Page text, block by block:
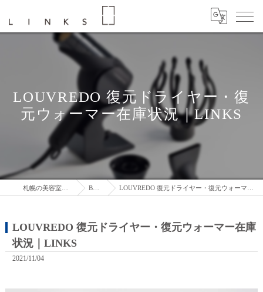
LOUVREDO 復元ドライヤー・復
元ウォーマー在庫状況｜LINKS
札幌の美容室はLINKS BLOG LOUVREDO 復元ドライヤー・復元ウォーマー在庫状況｜LINKS
LOUVREDO 復元ドライヤー・復元ウォーマー在庫
状況｜LINKS
2021/11/04